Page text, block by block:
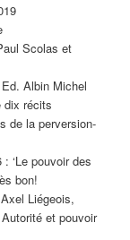
et
Albin Michel
récits
de la perversion-
‘Le pouvoir des
bon!
Liégeois,
et pouvoir